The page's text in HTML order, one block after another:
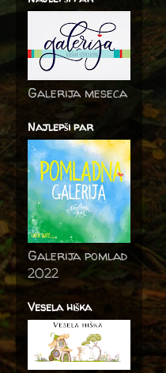
Galerija meseca
Najlepši par
Galerija pomlad
2022
Vesela hiška